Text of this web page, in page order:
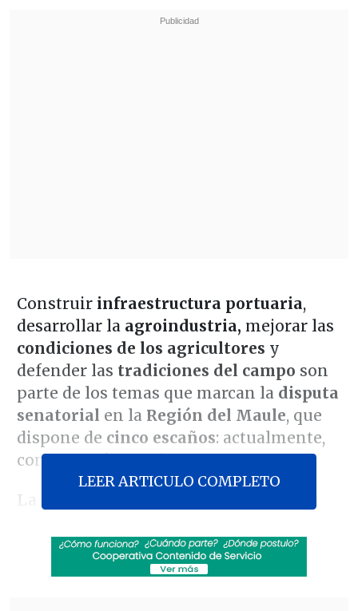
Construir infraestructura portuaria,
desarrollar la agroindustria, mejorar las
condiciones de los agricultores y
defender las tradiciones del campo son
parte de los temas que marcan la disputa
senatorial en la Región del Maule, que
dispone de cinco escaños: actualmente,
conmayoría opositora.
La zona, vinculada históricamente a la
ruralidad, verá renovada su
representación
en la Cámara Alta
LEER ARTICULO COMPLETO